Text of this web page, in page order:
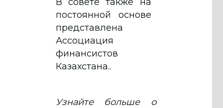
постоянной основе
представлена
Ассоциация
финансистов
Казахстана..
Узнайте больше о